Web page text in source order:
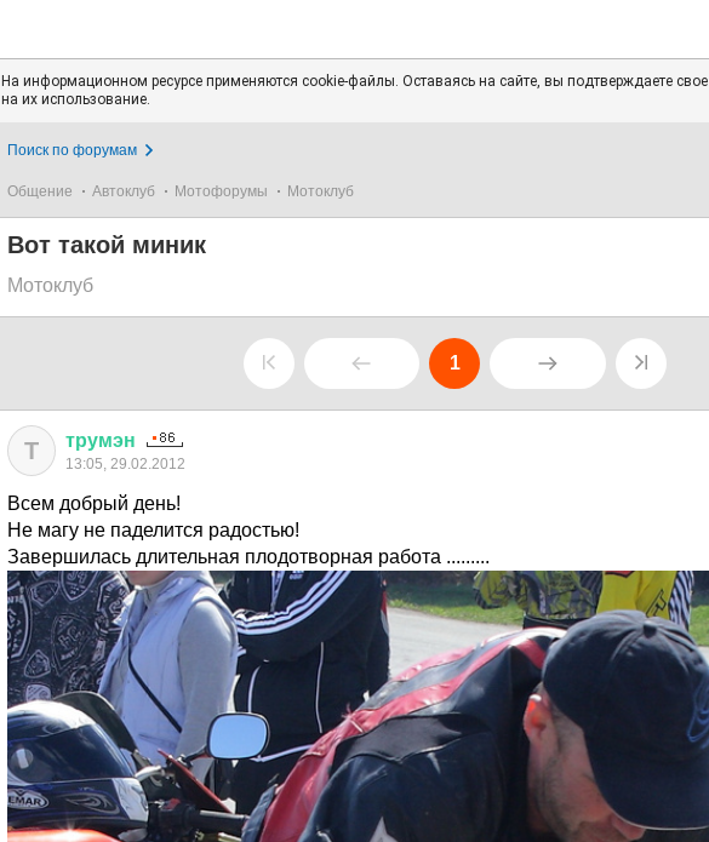
На информационном ресурсе применяются cookie-файлы. Оставаясь на сайте, вы подтверждаете свое
на их использование.
Поиск по форумам
Общение Автоклуб Мотофорумы Мотоклуб
Вот такой миник
Мотоклуб
1
Т трумэн
13:05, 29.02.2012
Всем добрый день!
Не магу не паделится радостью!
Завершилась длительная плодотворная работа .........